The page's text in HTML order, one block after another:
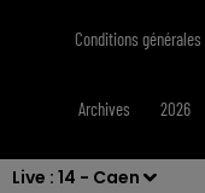
Live : 14 - Caen
Conditions
Archives 2026